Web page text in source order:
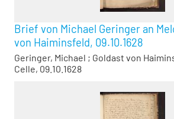
Brief von Michael Geringer an
von Haiminsfeld, 09.10.1628
Geringer, Michael ; Goldast von
Celle, 09.10.1628